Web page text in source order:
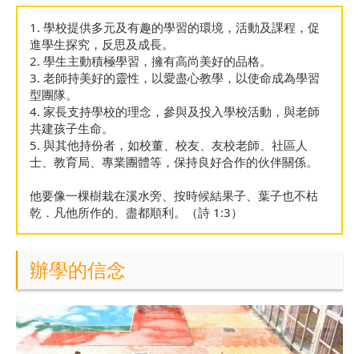
1. 學校提供多元及有趣的學習的環境，活動及課程，促
進學生探究，反思及成長。
2. 學生主動積極學習，擁有高尚美好的品格。
3. 老師持美好的靈性，以愛盡心教學，以使命成為學習
型團隊。
4. 家長支持學校的理念，參與及投入學校活動，與老師
共建孩子生命。
5. 與其他持份者，如校董、校友、友校老師、社區人
士、教育局、專業團體等，保持良好合作的伙伴關係。
他要像一棵樹栽在溪水旁、按時候結果子、葉子也不枯
乾．凡他所作的、盡都順利。（詩 1:3）
辦學的信念